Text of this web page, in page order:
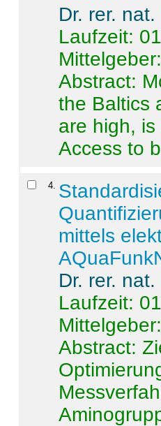
Dr. rer.
Laufzeit:
Abstract:
the Baltics
are high,
Access to
4
mittels
Dr. rer.
Laufzeit:
Abstract: